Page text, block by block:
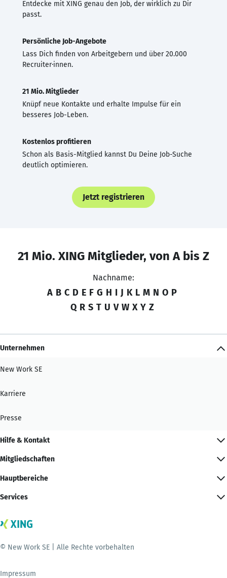
Entdecke mit XING genau den Job, der wirklich zu Dir
passt.
Persönliche Job-Angebote
Lass Dich finden von Arbeitgebern und über 20.000
Recruiter·innen.
21 Mio. Mitglieder
Knüpf neue Kontakte und erhalte Impulse für ein
besseres Job-Leben.
Kostenlos profitieren
Schon als Basis-Mitglied kannst Du Deine Job-Suche
deutlich optimieren.
Jetzt registrieren
21 Mio. XING Mitglieder, von A bis Z
Nachname:
A B C D E F G H I J K L M N O P
Q R S T U V W X Y Z
Unternehmen
New Work SE
Karriere
Presse
Hilfe & Kontakt
Mitgliedschaften
Hauptbereiche
Services
© New Work SE | Alle Rechte vorbehalten
Impressum